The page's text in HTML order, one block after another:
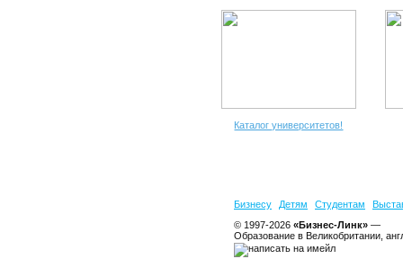
Каталог университетов!
Бизнесу Детям Студентам
© 1997-2026 «Бизнес-Линк» —
Образование в Великобритании,